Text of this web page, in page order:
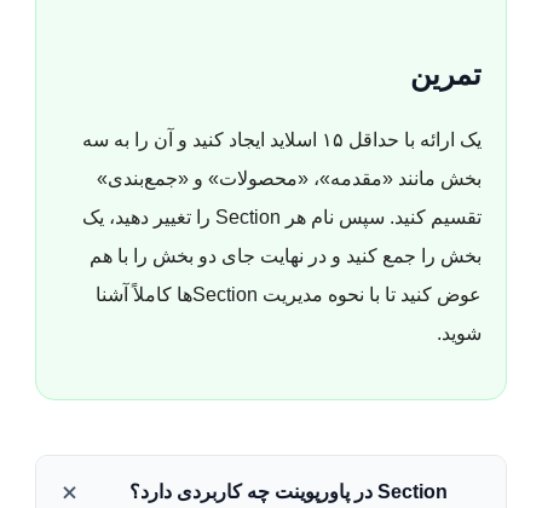
تمرین
یک ارائه با حداقل ۱۵ اسلاید ایجاد کنید و آن را به سه
بخش مانند «مقدمه»، «محصولات» و «جمع‌بندی»
تقسیم کنید. سپس نام هر Section را تغییر دهید، یک
بخش را جمع کنید و در نهایت جای دو بخش را با هم
عوض کنید تا با نحوه مدیریت Sectionها کاملاً آشنا
شوید.
Section در پاورپوینت چه کاربردی دارد؟